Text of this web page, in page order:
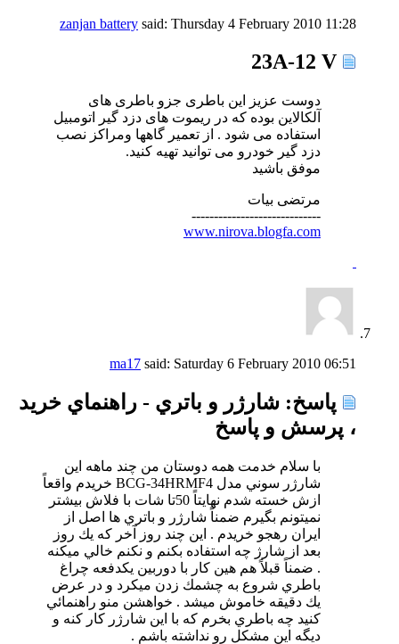
zanjan battery said: Thursday 4 February 2010 11:28
دوست عزیز این باطری جزو باطری های
آلکالاین بوده که در ریموت های دزد گیر اتومبیل
استفاده می شود . از تعمیر گاهها ومراکز نصب
دزد گیر خودرو می توانید تهیه کنید.
موفق باشید
مرتضی بیات
-----------------------------
www.nirova.blogfa.com
ma17 said: Saturday 6 February 2010 06:51
پاسخ: شارژر و باتري - راهنماي خريد
، پرسش و پاسخ
با سلام خدمت همه دوستان من چند ماهه اين
شارژر سوني مدل BCG-34HRMF4 خريدم واقعاً
ازش خسته شدم نهايتاً 50تا شات با فلاش بيشتر
نميتونم بگيرم ضمناً شارژر و باتري ها اصل از
ايران رهجو خريدم . اين چند روز آخر كه يك روز
بعد از شارژ چه استفاده بكنم و نكنم خالي ميكنه
. ضمناً قبلاً هم هين كار با دوربين يكدفعه چراغ
باطري شروع به چشمك زدن ميكرد و در عرض
يك دقيقه خاموش ميشد . خواهشن منو راهنمائي
كنيد چه باطري بخرم كه با اين شارژر كار كنه و
ديگه اين مشكل رو نداشته باشم .